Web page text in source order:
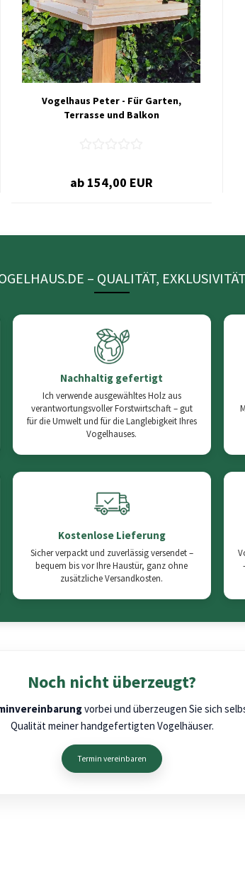
Vogelhaus Peter - Für Garten,
Terrasse und Balkon
ab 154,00 EUR
– QUALITÄT,
Nachhaltig gefertigt
Ich verwende ausgewähltes Holz aus
verantwortungsvoller Forstwirtschaft – gut
für die Umwelt und für die Langlebigkeit Ihres
Vogelhauses.
Kostenlose Lieferung
Sicher verpackt und zuverlässig versendet –
bequem bis vor Ihre Haustür, ganz ohne
zusätzliche Versandkosten.
Noch nicht überzeugt?
vorbei und überzeugen Sie sich
Qualität meiner handgefertigten Vogelhäuser.
Termin vereinbaren